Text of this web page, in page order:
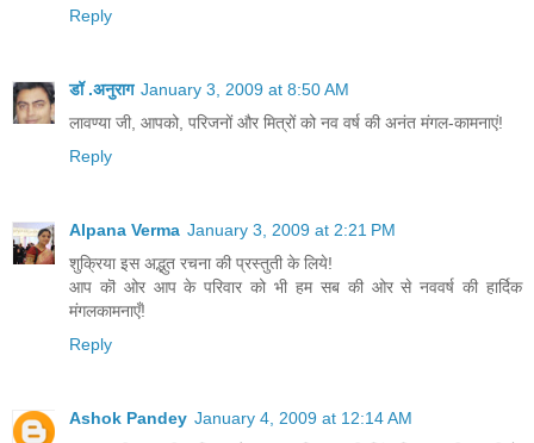
Reply
डॉ .अनुराग January 3, 2009 at 8:50 AM
लावण्या जी, आपको, परिजनों और मित्रों को नव वर्ष की अनंत मंगल-कामनाएं!
Reply
Alpana Verma January 3, 2009 at 2:21 PM
शुक्रिया इस अद्भुत रचना की प्रस्तुती के लिये!
आप कॊ ओर आप के परिवार को भी हम सब की ओर से नववर्ष की हार्दिक
मंगलकामनाएँ!
Reply
Ashok Pandey January 4, 2009 at 12:14 AM